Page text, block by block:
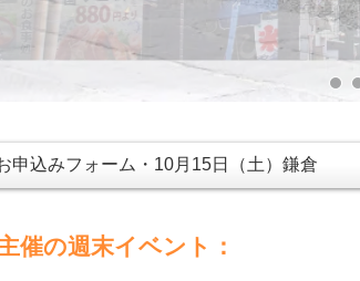
申込みフォーム・10月15日（土）鎌倉
催の週末イベント：